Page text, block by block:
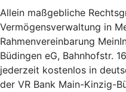
Allein maßgebliche
Vermögensverwaltung in
Rahmenvereinbarung
Büdingen eG, Bahnhofstr.
jederzeit kostenlos in
der VR Bank Main-Kinzig-